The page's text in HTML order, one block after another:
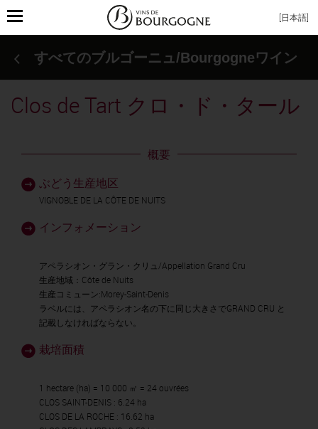
Toggle
[日本語]
すべてのブルゴーニュ/Bourgogneワイン
Clos de Tart クロ・ド・タール
概要
ぶどう生産地区
VIGNOBLE DE LA CÔTE DE NUITS
インフォメーション
アペラシオン・グラン・クリュ/Appellation Grand Cru
生産地域：Côte de Nuits
生産コミューン:Morey-Saint-Denis
ラベルには、アペラシオン名の下に同じ大きさでGRAND CRU と
記載しなければならない。
栽培面積
1 hectare (ha) = 10 000 ㎡ = 24 ouvrées
CLOS SAINT-DENIS : 6.24 ha
CLOS DE LA ROCHE : 16.62 ha